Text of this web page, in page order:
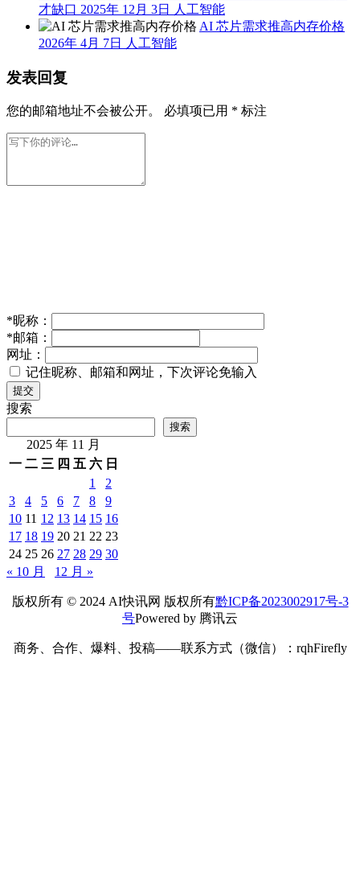
才缺口 2025年 12月 3日
人工智能
AI 芯片需求推高内存价格
2026年 4月 7日
人工智能
发表回复
您的邮箱地址不会被公开。 必填项已用 * 标注
*昵称：
*邮箱：
网址：
记住昵称、邮箱和网址，下次评论免输入
提交
搜索
搜索
2025 年 11 月
一 二 三 四 五 六 日
1
2
3
4 5 6 7 8
9
10 11 12 13 14 15 16
17 18 19 20 21 22 23
24 25 26 27 28 29 30
« 10 月
12 月 »
版权所有 © 2024 AI快讯网 版权所有黔ICP备2023002917号-3
号Powered by 腾讯云
商务、合作、爆料、投稿——联系方式（微信）：rqhFirefly